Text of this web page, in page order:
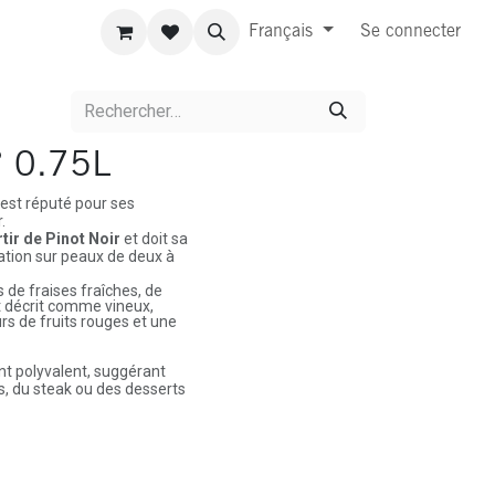
Français Se connecter
0.75L
réputé pour ses
de Pinot Noir et doit sa
sur peaux de deux à
de fraises fraîches, de
décrit comme vineux,
de fruits rouges et une
polyvalent, suggérant
du steak ou des desserts